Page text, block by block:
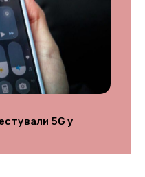
5G у